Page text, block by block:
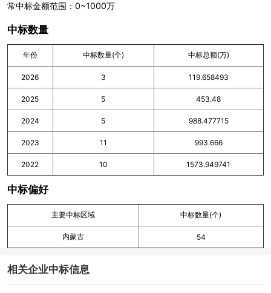
常中标金额范围：0~1000万
中标数量
年份 中标数量(个) 中标总额(万)
2026 3 119.658493
2025 5 453.48
2024 5 988.477715
2023 11 993.666
2022 10 1573.949741
中标偏好
主要中标区域 中标数量(个)
内蒙古 54
相关企业中标信息